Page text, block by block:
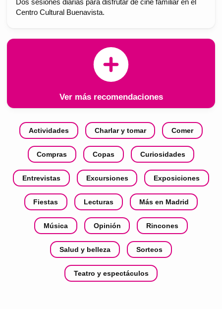
Dos sesiones diarias para disfrutar de cine familiar en el
Centro Cultural Buenavista.
Ver más recomendaciones
Actividades Charlar y tomar Comer
Compras Copas Curiosidades
Entrevistas Excursiones Exposiciones
Fiestas Lecturas Más en Madrid
Música Opinión Rincones
Salud y belleza Sorteos
Teatro y espectáculos